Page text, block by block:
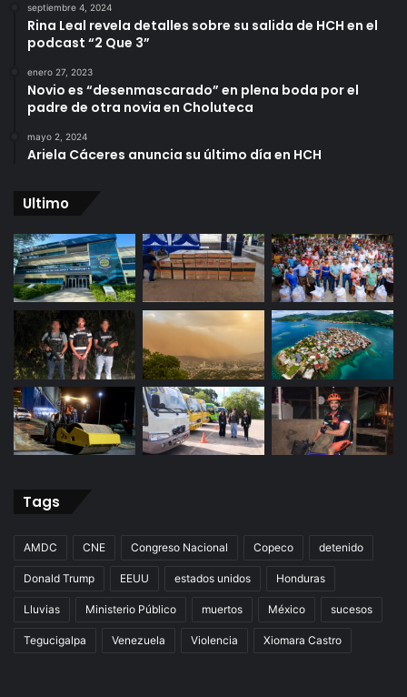
septiembre 4, 2024
Rina Leal revela detalles sobre su salida de HCH en el
podcast “2 Que 3”
enero 27, 2023
Novio es “desenmascarado” en plena boda por el
padre de otra novia en Choluteca
mayo 2, 2024
Ariela Cáceres anuncia su último día en HCH
Ultimo
Tags
AMDC CNE Congreso Nacional Copeco detenido
Donald Trump EEUU estados unidos Honduras
Lluvias Ministerio Público muertos México sucesos
Tegucigalpa Venezuela Violencia Xiomara Castro